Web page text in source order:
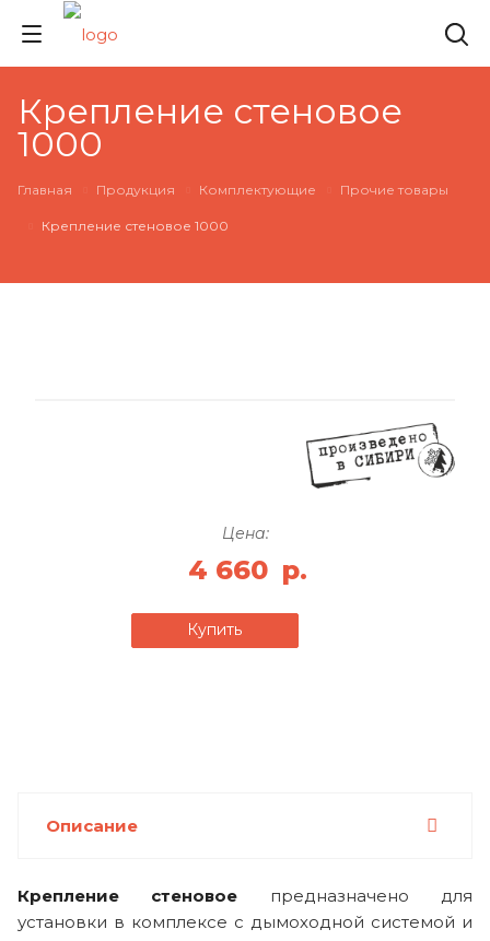
Крепление стеновое
1000
Главная Продукция Комплектующие Прочие товары
Крепление стеновое 1000
Цена:
4 660 р.
Купить
Описание
Крепление стеновое предназначено для
установки в комплексе с дымоходной системой и